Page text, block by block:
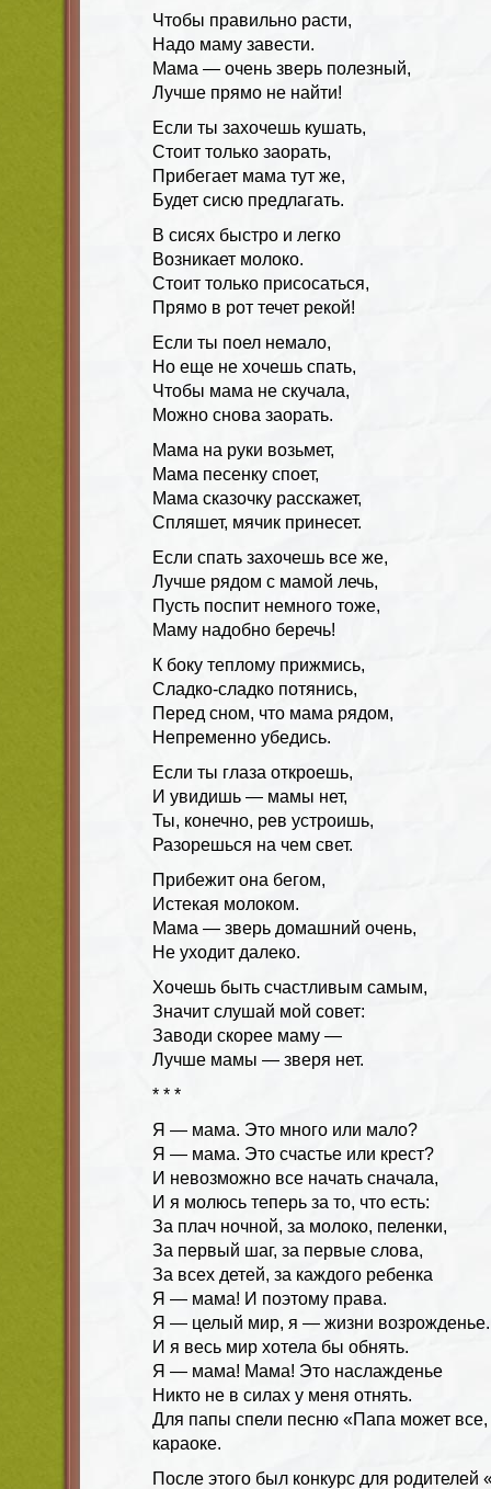
Чтобы правильно расти,
Надо маму завести.
Мама — очень зверь полезный,
Лучше прямо не найти!
Если ты захочешь кушать,
Стоит только заорать,
Прибегает мама тут же,
Будет сисю предлагать.
В сисях быстро и легко
Возникает молоко.
Стоит только присосаться,
Прямо в рот течет рекой!
Если ты поел немало,
Но еще не хочешь спать,
Чтобы мама не скучала,
Можно снова заорать.
Мама на руки возьмет,
Мама песенку споет,
Мама сказочку расскажет,
Спляшет, мячик принесет.
Если спать захочешь все же,
Лучше рядом с мамой лечь,
Пусть поспит немного тоже,
Маму надобно беречь!
К боку теплому прижмись,
Сладко-сладко потянись,
Перед сном, что мама рядом,
Непременно убедись.
Если ты глаза откроешь,
И увидишь — мамы нет,
Ты, конечно, рев устроишь,
Разорешься на чем свет.
Прибежит она бегом,
Истекая молоком.
Мама — зверь домашний очень,
Не уходит далеко.
Хочешь быть счастливым самым,
Значит слушай мой совет:
Заводи скорее маму —
Лучше мамы — зверя нет.
* * *
Я — мама. Это много или мало?
Я — мама. Это счастье или крест?
И невозможно все начать сначала,
И я молюсь теперь за то, что есть:
За плач ночной, за молоко, пеленки,
За первый шаг, за первые слова,
За всех детей, за каждого ребенка
Я — мама! И поэтому права.
Я — целый мир, я — жизни возрожденье.
И я весь мир хотела бы обнять.
Я — мама! Мама! Это наслажденье
Никто не в силах у меня отнять.
Для папы спели песню «Папа может
караоке.
После этого был конкурс для родителей